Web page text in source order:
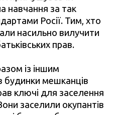
навчання за так
Росії. Тим, хто
насильно вилучити
прав.
із іншим
мешканців
ключі для заселення
заселили окупантів